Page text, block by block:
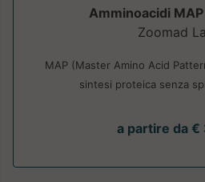
Amminoacidi
Zoomad
MAP (Master Amino Acid
sintesi proteica senza
a partire da